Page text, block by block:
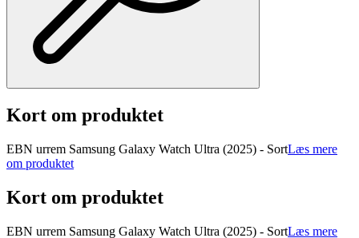
Kort om produktet
EBN urrem Samsung Galaxy Watch Ultra (2025) - SortLæs mere
om produktet
Kort om produktet
EBN urrem Samsung Galaxy Watch Ultra (2025) - SortLæs mere